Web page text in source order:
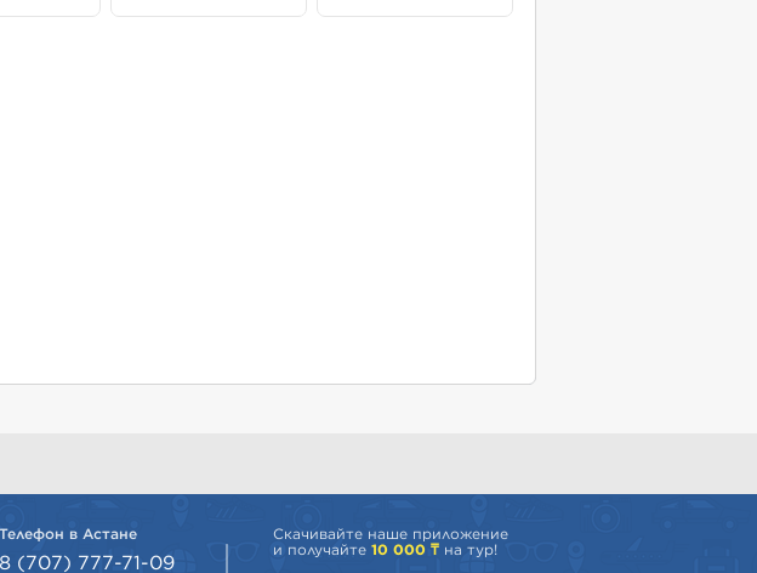
Телефон в Астане
8 (707) 777-71-09
Скачивайте наше приложение
и получайте10 000 ₸ на тур!